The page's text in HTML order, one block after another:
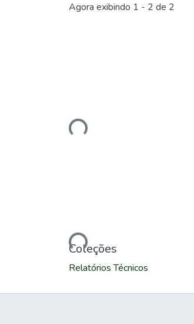
Agora exibindo 1 - 2 de 2
Carregando...
Carregando...
Coleções
Relatórios Técnicos